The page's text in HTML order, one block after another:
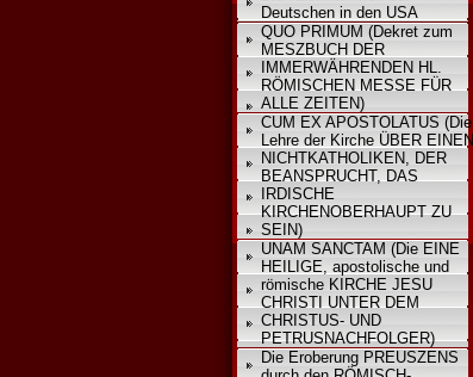
Deutschen in den USA
QUO PRIMUM (Dekret zum
MESZBUCH DER
IMMERWÄHRENDEN HL.
RÖMISCHEN MESSE FÜR
ALLE ZEITEN)
CUM EX APOSTOLATUS (Die
Lehre der Kirche ÜBER EINEN
NICHTKATHOLIKEN, DER
BEANSPRUCHT, DAS
IRDISCHE
KIRCHENOBERHAUPT ZU
SEIN)
UNAM SANCTAM (Die EINE
HEILIGE, apostolische und
römische KIRCHE JESU
CHRISTI UNTER DEM
CHRISTUS- UND
PETRUSNACHFOLGER)
Die Eroberung PREUSZENS